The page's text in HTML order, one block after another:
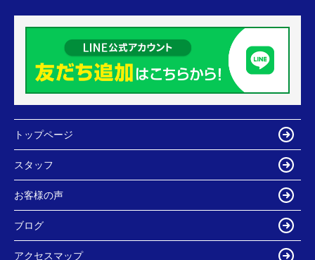
トップページ
スタッフ
お客様の声
ブログ
アクセスマップ